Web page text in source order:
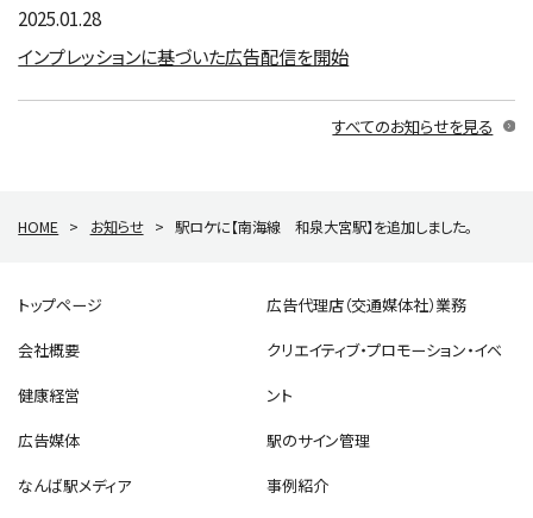
2025.01.28
インプレッションに基づいた広告配信を開始
すべてのお知らせを見る
HOME > お知らせ > 駅ロケに【南海線 和泉大宮駅】を追加しました。
トップページ
会社概要
健康経営
広告媒体
なんば駅メディア
広告代理店（交通媒体社）業務
クリエイティブ・プロモーション・イベ
ント
駅のサイン管理
事例紹介